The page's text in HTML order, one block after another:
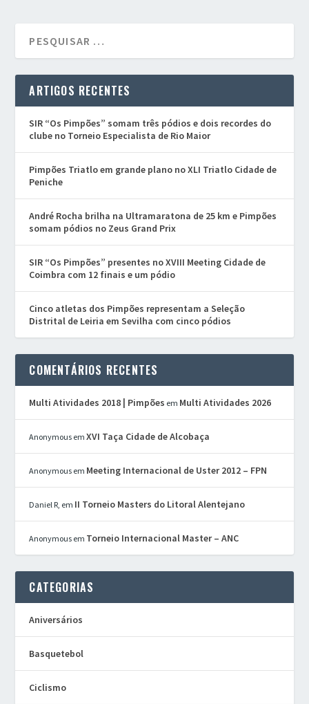
ARTIGOS RECENTES
SIR “Os Pimpões” somam três pódios e dois recordes do
clube no Torneio Especialista de Rio Maior
Pimpões Triatlo em grande plano no XLI Triatlo Cidade de
Peniche
André Rocha brilha na Ultramaratona de 25 km e Pimpões
somam pódios no Zeus Grand Prix
SIR “Os Pimpões” presentes no XVIII Meeting Cidade de
Coimbra com 12 finais e um pódio
Cinco atletas dos Pimpões representam a Seleção
Distrital de Leiria em Sevilha com cinco pódios
COMENTÁRIOS RECENTES
Multi Atividades 2018 | Pimpões em Multi Atividades 2026
Anonymous emXVI Taça Cidade de Alcobaça
Anonymous em Meeting Internacional de Uster 2012 – FPN
Daniel R, em II Torneio Masters do Litoral Alentejano
Anonymous em Torneio Internacional Master – ANC
CATEGORIAS
Aniversários
Basquetebol
Ciclismo